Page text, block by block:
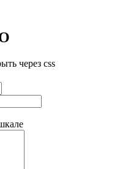
через css